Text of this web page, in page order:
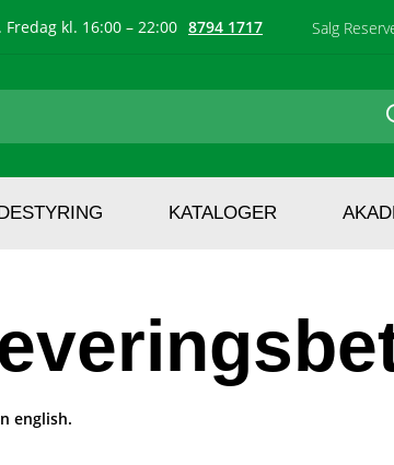
kl. 16:00 – 22:00 8794 1717 Salg
KATALOGER
english.